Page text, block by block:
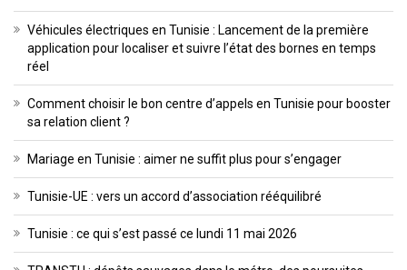
Véhicules électriques en Tunisie : Lancement de la première
application pour localiser et suivre l’état des bornes en temps
réel
Comment choisir le bon centre d’appels en Tunisie pour booster
sa relation client ?
Mariage en Tunisie : aimer ne suffit plus pour s’engager
Tunisie-UE : vers un accord d’association rééquilibré
Tunisie : ce qui s’est passé ce lundi 11 mai 2026